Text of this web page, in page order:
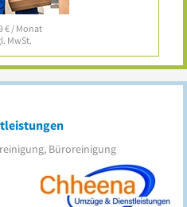
€ / Monat
MwSt.
Büroreinigung